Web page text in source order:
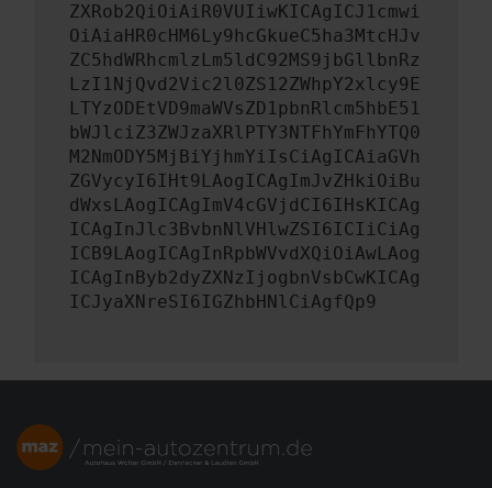
ZXRob2QiOiAiR0VUIiwKICAgICJ1cmwi
OiAiaHR0cHM6Ly9hcGkueC5ha3MtcHJv
ZC5hdWRhcmlzLm5ldC92MS9jbGllbnRz
LzI1NjQvd2Vic2l0ZS12ZWhpY2xlcy9E
LTYzODEtVD9maWVsZD1pbnRlcm5hbE51
bWJlciZ3ZWJzaXRlPTY3NTFhYmFhYTQ0
M2NmODY5MjBiYjhmYiIsCiAgICAiaGVh
ZGVycyI6IHt9LAogICAgImJvZHkiOiBu
dWxsLAogICAgImV4cGVjdCI6IHsKICAg
ICAgInJlc3BvbnNlVHlwZSI6ICIiCiAg
ICB9LAogICAgInRpbWVvdXQiOiAwLAog
ICAgInByb2dyZXNzIjogbnVsbCwKICAg
ICJyaXNreSI6IGZhbHNlCiAgfQp9